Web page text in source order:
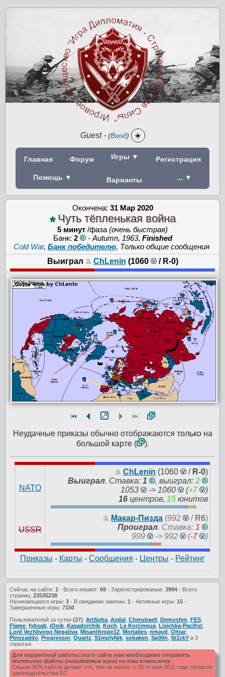
Guest- (Вход) ☀️
Главная Форум Игры ▼ Регистрация
Помощь ▼ Варианты ... ▼
Окончена: 31 Мар 2020
Чуть тёпленькая война
5 минут /фаза (очень быстрая)
Банк: 2 - Autumn, 1963, Finished
Cold War, Банк победителю, Только общие сообщения
Выиграл
ChLenin (1060 / R-0)
Неудачные приказы обычно отображаются только на
большой карте (
).
NATO
ChLenin (1060 / R-0)
Выиграл. Ставка:1 , выиграл:2
1053
-> 1060 (+7
)
16 центров,15 юнитов
USSR
Макар-Пизда (992 / R6)
Проиграл. Ставка:1
999
-> 992 (-7 )
Приказы - Карты - Сообщения - Центры - Рейтинг
Сейчас на сайте: 1 - Всего играют: 69 - Зарегистрированые: 3994 - Всего
страниц: 23535238
Начинающиеся игры: 3 - В ожидании замены: 1 - Активные игры: 15 -
Завершенные игры: 7150
Пользователей за сутки (27): ArtSoba, Asdal , Cherubaell , Demosfen, FES,
Flame, fybsab, iOnik, Kasadorchik, Koch, Le Korzinqua, Lisichka-Pacifist,
Lord Vezhlivogo Negativa, Misanthrope12, Mortalies, nmayd , Ohtar,
Pinozaddo, Progressor, Quartz, S1mplyNik, sobaken, Sp00n, St1ckY и 3
скрытых
Для корректной работы этого сайта нам необходимо сохранять
маленькие файлы (называемые куки) на ваш компьютер.
Свыше 90% сайтов делают это, тем не менее, с 20-го мая 2011 года согласно
законодательства ЕС